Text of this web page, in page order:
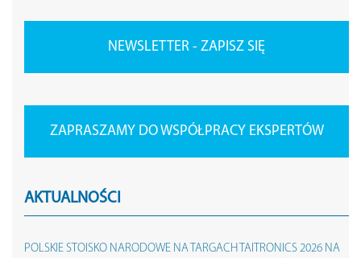
NEWSLETTER - ZAPISZ SIĘ
ZAPRASZAMY DO WSPÓŁPRACY EKSPERTÓW
AKTUALNOŚCI
POLSKIE STOISKO NARODOWE NA TARGACH TAITRONICS 2026 NA